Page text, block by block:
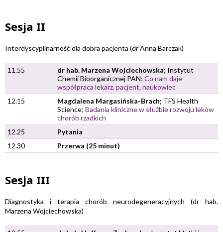
Sesja II
Interdyscyplinarność dla dobra pacjenta (dr Anna Barczak)
11.55 dr hab. Marzena Wojciechowska; Instytut
Chemii Bioorganicznej PAN; Co nam daje
współpraca lekarz, pacjent, naukowiec
12.15
Magdalena Margasińska-Brach; TFS Health
Science; Badania kliniczne w służbie rozwoju leków
chorób rzadkich
12.25
Pytania
12.30
Przerwa (25 minut)
Sesja III
Diagnostyka i terapia chorób neurodegeneracyjnych (dr hab.
Marzena Wojciechowska)